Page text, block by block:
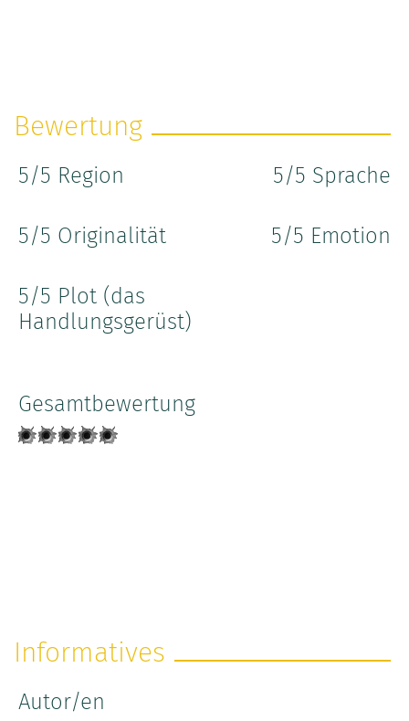
Bewertung
5/5 Region 5/5 Sprache
5/5 Originalität 5/5 Emotion
5/5 Plot (das
Handlungsgerüst)
Gesamtbewertung
Informatives
Autor/en